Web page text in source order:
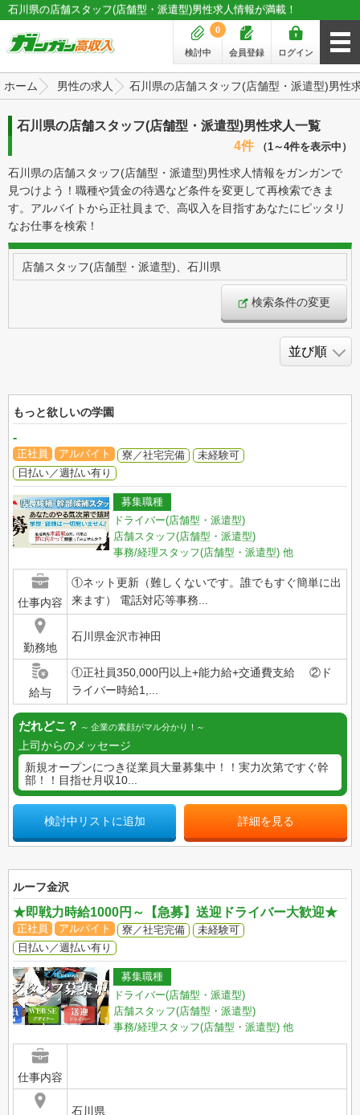
石川県の店舗スタッフ(店舗型・派遣型)男性求人情報が満載！
ログイン
会員登録
検討中
0
ホーム 男性の求人 石川県の店舗スタッフ(店舗型・派遣型)男性
石川県の店舗スタッフ(店舗型・派遣型)男性求人一覧
4件
（1～4件を表示中）
石川県の店舗スタッフ(店舗型・派遣型)男性求人情報をガンガンで
見つけよう！職種や賃金の待遇など条件を変更して再検索できま
す。アルバイトから正社員まで、高収入を目指すあなたにピッタリ
なお仕事を検索！
店舗スタッフ(店舗型・派遣型)、石川県
検索条件の変更
もっと欲しいの学園
-
正社員 アルバイト 寮／社宅完備
未経験可
日払い／週払い有り
募集職種
ドライバー(店舗型・派遣型)
店舗スタッフ(店舗型・派遣型)
事務/経理スタッフ(店舗型・派遣型) 他
仕事内容
①ネット更新（難しくないです。誰でもすぐ簡単に出
来ます） 電話対応等事務...
勤務地
石川県金沢市神田
給与
①正社員350,000円以上+能力給+交通費支給 ②ド
ライバー時給1,...
だれどこ？ 企業の素顔がマル分かり！
上司からのメッセージ
新規オープンにつき従業員大量募集中！！実力次第ですぐ幹
部！！目指せ月収10...
検討中リストに追加 詳細を見る
ルーフ金沢
★即戦力時給1000円～【急募】送迎ドライバー大歓迎★
正社員 アルバイト 寮／社宅完備
未経験可
日払い／週払い有り
募集職種
ドライバー(店舗型・派遣型)
店舗スタッフ(店舗型・派遣型)
事務/経理スタッフ(店舗型・派遣型) 他
仕事内容
石川県